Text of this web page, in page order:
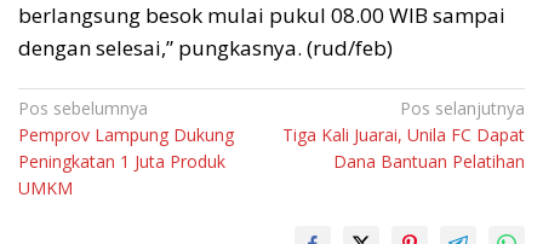
berlangsung besok mulai pukul 08.00 WIB sampai
dengan selesai,” pungkasnya. (rud/feb)
Navigasi
pos
Pos sebelumnya
Pemprov Lampung Dukung
Peningkatan 1 Juta Produk
UMKM
Pos selanjutnya
Tiga Kali Juarai, Unila FC Dapat
Dana Bantuan Pelatihan